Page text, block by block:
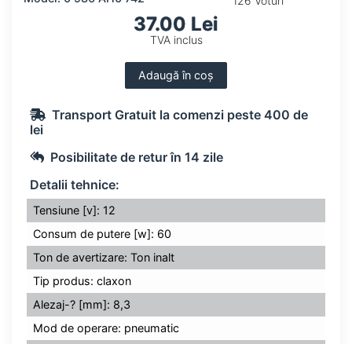
37.00 Lei
TVA inclus
Adaugă în coș
Transport Gratuit la comenzi peste 400 de
lei
Posibilitate de retur în 14 zile
Detalii tehnice:
Tensiune [v]: 12
Consum de putere [w]: 60
Ton de avertizare: Ton inalt
Tip produs: claxon
Alezaj-? [mm]: 8,3
Mod de operare: pneumatic